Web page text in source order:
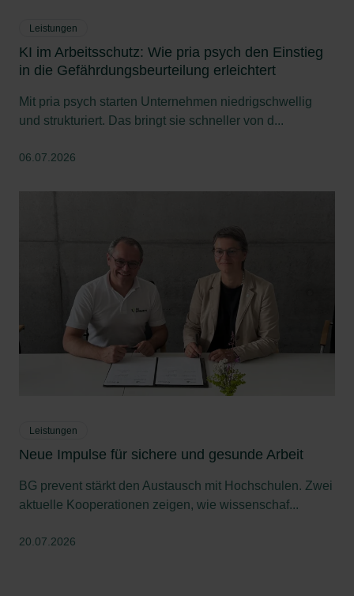
Leistungen
KI im Arbeitsschutz: Wie pria psych den Einstieg
in die Gefährdungsbeurteilung erleichtert
Mit pria psych starten Unternehmen niedrigschwellig
und strukturiert. Das bringt sie schneller von d...
06.07.2026
Leistungen
Neue Impulse für sichere und gesunde Arbeit
BG prevent stärkt den Austausch mit Hochschulen. Zwei
aktuelle Kooperationen zeigen, wie wissenschaf...
20.07.2026